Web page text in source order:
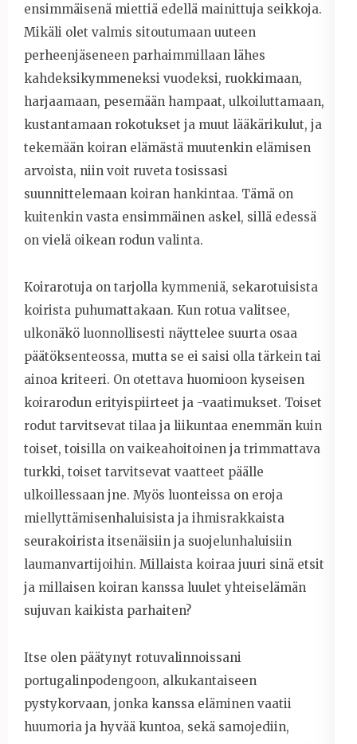
ensimmäisenä miettiä edellä mainittuja seikkoja.
Mikäli olet valmis sitoutumaan uuteen
perheenjäseneen parhaimmillaan lähes
kahdeksikymmeneksi vuodeksi, ruokkimaan,
harjaamaan, pesemään hampaat, ulkoiluttamaan,
kustantamaan rokotukset ja muut lääkärikulut, ja
tekemään koiran elämästä muutenkin elämisen
arvoista, niin voit ruveta tosissasi
suunnittelemaan koiran hankintaa. Tämä on
kuitenkin vasta ensimmäinen askel, sillä edessä
on vielä oikean rodun valinta.
Koirarotuja on tarjolla kymmeniä, sekarotuisista
koirista puhumattakaan. Kun rotua valitsee,
ulkonäkö luonnollisesti näyttelee suurta osaa
päätöksenteossa, mutta se ei saisi olla tärkein tai
ainoa kriteeri. On otettava huomioon kyseisen
koirarodun erityispiirteet ja -vaatimukset. Toiset
rodut tarvitsevat tilaa ja liikuntaa enemmän kuin
toiset, toisilla on vaikeahoitoinen ja trimmattava
turkki, toiset tarvitsevat vaatteet päälle
ulkoillessaan jne. Myös luonteissa on eroja
miellyttämisenhaluisista ja ihmisrakkaista
seurakoirista itsenäisiin ja suojelunhaluisiin
laumanvartijoihin. Millaista koiraa juuri sinä etsit
ja millaisen koiran kanssa luulet yhteiselämän
sujuvan kaikista parhaiten?
Itse olen päätynyt rotuvalinnoissani
portugalinpodengoon, alkukantaiseen
pystykorvaan, jonka kanssa eläminen vaatii
huumoria ja hyvää kuntoa, sekä samojediin,